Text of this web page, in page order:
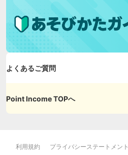
よくあるご質問
Point Income TOPへ
利用規約 プライバシーステートメント